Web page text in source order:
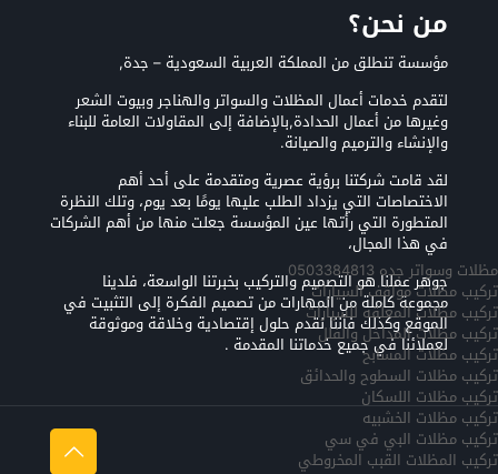
من نحن؟
مؤسسة تنطلق من المملكة العربية السعودية – جدة,
لتقدم خدمات أعمال المظلات والسواتر والهناجر وبيوت الشعر
وغيرها من أعمال الحدادة,بالإضافة إلى المقاولات العامة للبناء
والإنشاء والترميم والصيانة.
لقد قامت شركتنا برؤية عصرية ومتقدمة على أحد أهم
الاختصاصات التي يزداد الطلب عليها يومًا بعد يوم، وتلك النظرة
المتطورة التي رأتها عين المؤسسة جعلت منها من أهم الشركات
في هذا المجال،
جوهر عملنا هو التصميم والتركيب بخبرتنا الواسعة، فلدينا
مجموعة كاملة من المهارات من تصميم الفكرة إلى التثبيت في
الموقع وكذلك فأننا نقدم حلول إقتصادية وخلاقة وموثوقة
لعملائنا في جميع خدماتنا المقدمة .
مظلات وسواتر جده 0503384813
تركيب مظلات مواقف السيارات
تركيب مظلات المعلقه للسيارات
تركيب مظلات المداخل والفلل
تركيب مظلات المسابح
تركيب مظلات السطوح والحدائق
تركيب مظلات اللسكان
تركيب مظلات الخشبيه
تركيب مظلات البي في سي
تركيب المظلات القبب المخروطي